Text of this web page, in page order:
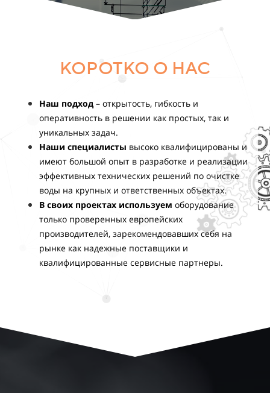
КОРОТКО О НАС
Наш подход – открытость, гибкость и
оперативность в решении как простых, так и
уникальных задач.
Наши специалисты высоко квалифицированы и
имеют большой опыт в разработке и реализации
эффективных технических решений по очистке
воды на крупных и ответственных объектах.
В своих проектах используем оборудование
только проверенных европейских
производителей, зарекомендовавших себя на
рынке как надежные поставщики и
квалифицированные сервисные партнеры.